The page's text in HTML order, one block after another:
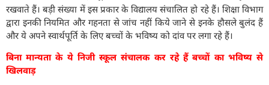
रखवाते हैं। बड़ी संख्या में इस प्रकार के विद्यालय संचालित हो रहे हैं। शिक्षा विभाग
द्वारा इनकी नियमित और गहनता से जांच नहीं किये जाने से इनके हौसले बुलंद हैं
और ये अपने स्वार्थपूर्ति के लिए बच्चों के भविष्य को दांव पर लगा रहे हैं।
बिना मान्यता के ये निजी स्कूल संचालक कर रहे हैं बच्चों का भविष्य से
खिलवाड़